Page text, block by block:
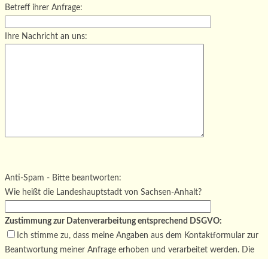
Betreff ihrer Anfrage:
Ihre Nachricht an uns:
Bitte lasse dieses Feld leer.
Anti-Spam - Bitte beantworten:
Wie heißt die Landeshauptstadt von Sachsen-Anhalt?
Zustimmung zur Datenverarbeitung entsprechend DSGVO:
Ich stimme zu, dass meine Angaben aus dem Kontaktformular zur
Beantwortung meiner Anfrage erhoben und verarbeitet werden. Die